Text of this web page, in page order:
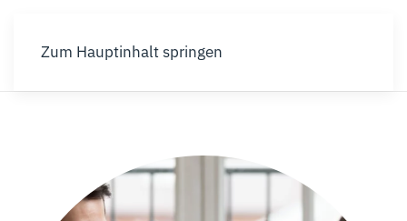
Zum Hauptinhalt springen